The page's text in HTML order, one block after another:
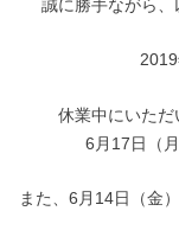
誠に勝手ながら、
休業中にいただ
6月17日（
また、6月14日（金